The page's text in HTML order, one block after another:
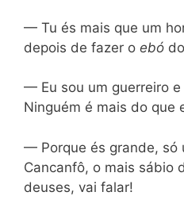
— Tu és mais que um
depois de fazer o ebó
— Eu sou um guerreiro
Ninguém é mais do que
— Porque és grande, só
Cancanfô, o mais sábio
deuses, vai falar!